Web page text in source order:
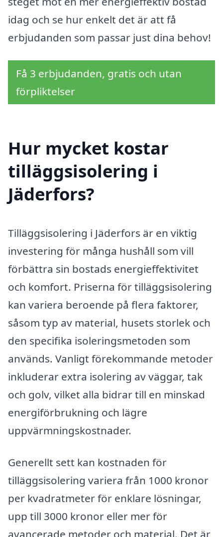
idag och se hur enkelt det är att få
erbjudanden som passar just dina behov!
Få 3 erbjudanden, gratis och utan
förpliktelser
Hur mycket kostar
tilläggsisolering i
Jäderfors?
Tilläggsisolering i Jäderfors är en viktig
investering för många hushåll som vill
förbättra sin bostads energi­effektivitet
och komfort. Priserna för tilläggsisolering
kan variera beroende på flera faktorer,
såsom typ av material, husets storlek och
den specifika isoleringsmetoden som
används. Vanligt förekommande metoder
inkluderar extra isolering av väggar, tak
och golv, vilket alla bidrar till en minskad
energiförbrukning och lägre
uppvärmningskostnader.
Generellt sett kan kostnaden för
tilläggsisolering variera från 1000 kronor
per kvadratmeter för enklare lösningar,
upp till 3000 kronor eller mer för
avancerade metoder och material. Det är